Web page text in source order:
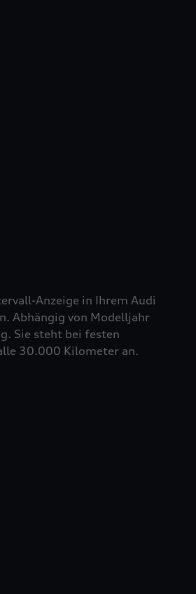
Anzeige in Ihrem Audi
Abhängig von Modelljahr
Sie steht bei festen
30.000 Kilometer an.